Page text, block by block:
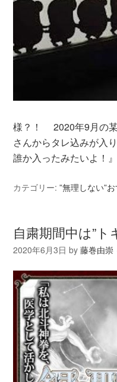
様？！ 2020年9月の
さんからタレ込みが入
誰か入ったみたいよ！
カテゴリー:”無理しない”
自粛期間中は”ト
2020年6月3日 by藤巻由崇